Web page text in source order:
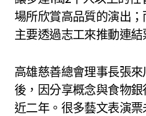
場所欣賞高品質的演出；
主要透過志工來推動連結
高雄慈善總會理事長張
後，因分享概念與食物
近二年。很多藝文表演